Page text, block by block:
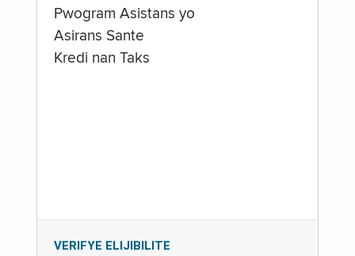
Pwogram Asistans yo
Asirans Sante
Kredi nan Taks
VERIFYE ELIJIBILITE